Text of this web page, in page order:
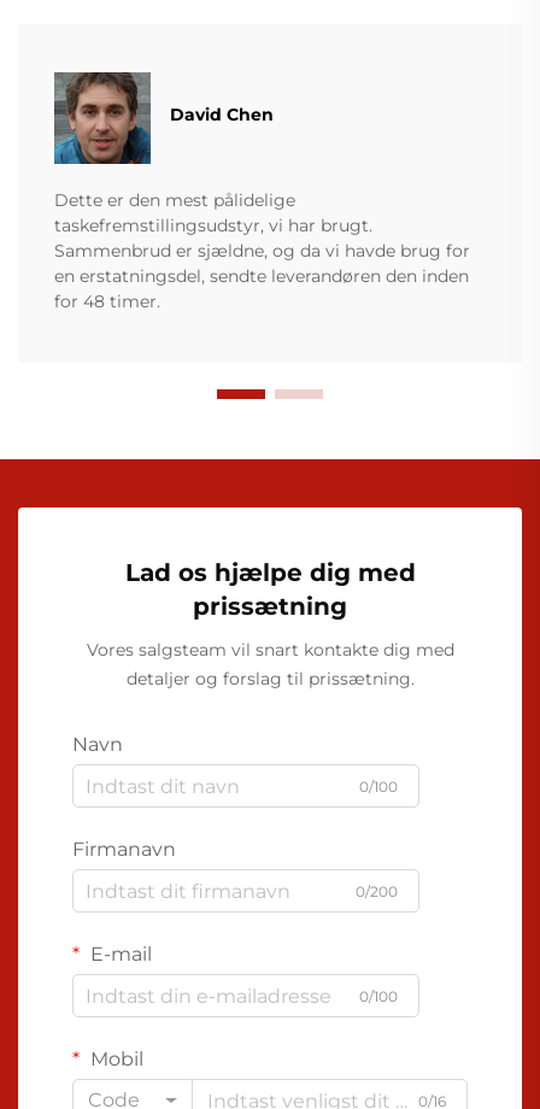
David Chen
Dette er den mest pålidelige
taskefremstillingsudstyr, vi har brugt.
Sammenbrud er sjældne, og da vi havde brug for
en erstatningsdel, sendte leverandøren den inden
for 48 timer.
Lad os hjælpe dig med
prissætning
Vores salgsteam vil snart kontakte dig med
detaljer og forslag til prissætning.
Navn
0/100
Firmanavn
0/200
E-mail
0/100
Mobil
Code
0/16